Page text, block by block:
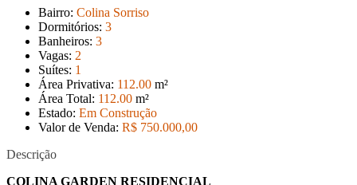
Bairro: Colina Sorriso
Dormitórios: 3
Banheiros: 3
Vagas: 2
Suítes: 1
Área Privativa: 112.00 m²
Área Total: 112.00 m²
Estado: Em Construção
Valor de Venda: R$ 750.000,00
Descrição
COLINA GARDEN RESIDENCIAL